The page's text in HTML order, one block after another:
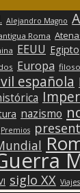
Alejandro Magno
Roma
EEUU Egipto
Europa
española
nazismo
Premios
siglo XX Viajes